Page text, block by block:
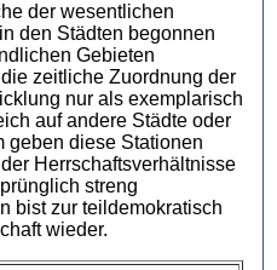
der wesentlichen
den Städten begonnen
Gebieten
zeitliche Zuordnung der
nur als exemplarisch
auf andere Städte oder
geben diese Stationen
Herrschaftsverhältnisse
streng
bist zur teildemokratisch
wieder.